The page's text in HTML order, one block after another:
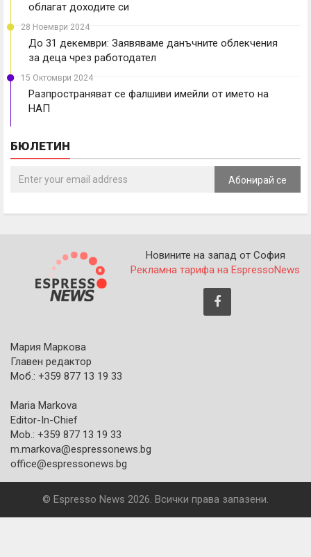
облагат доходите си
28 Ноември 2024
До 31 декември: Заявяваме данъчните облекчения
за деца чрез работодател
15 Октомври 2024
Разпространяват се фалшиви имейли от името на
НАП
БЮЛЕТИН
Абонирай се
Новините на запад от София
Рекламна тарифа на EspressoNews
Мария Маркова
Главен редактор
Моб.: +359 877 13 19 33
Maria Markova
Editor-In-Chief
Mob.: +359 877 13 19 33
m.markova@espressonews.bg
office@espressonews.bg
© Espresso News 2026. Всички права запазени.